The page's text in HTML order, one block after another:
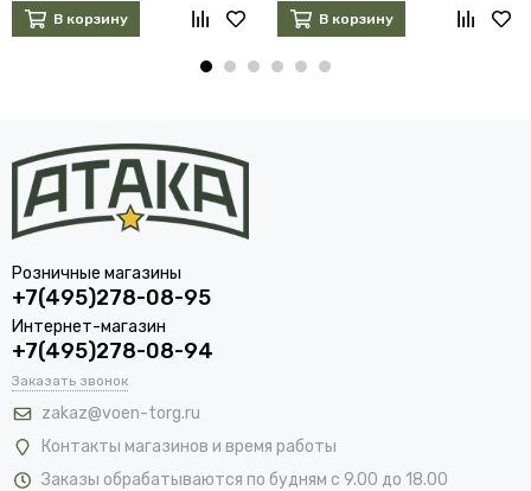
В корзину В корзину
Розничные магазины
+7(495)278-08-95
Интернет-магазин
+7(495)278-08-94
Заказать звонок
zakaz@voen-torg.ru
Контакты магазинов и время работы
Заказы обрабатываются по будням с 9.00 до 18.00